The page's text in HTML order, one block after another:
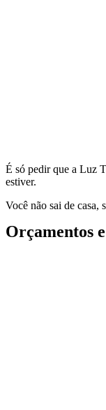
É só pedir que a Luz
estiver.
Você não sai de casa,
Orçamentos